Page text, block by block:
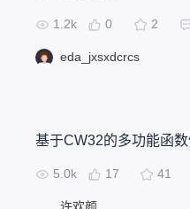
1.2k 0 2
eda_jxsxdcrcs
5.0k 17 41